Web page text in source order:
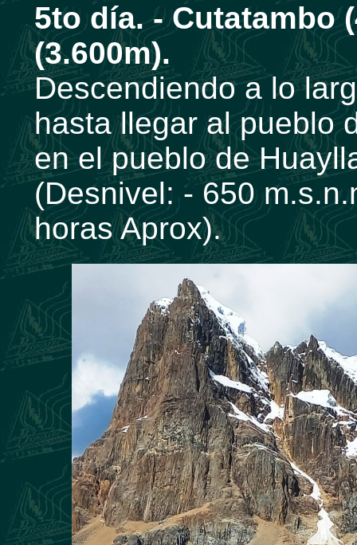
5to día. - Cutatambo
(3.600m).
Descendiendo a lo
hasta llegar al pueblo
en el pueblo de
(Desnivel: - 650
horas Aprox).